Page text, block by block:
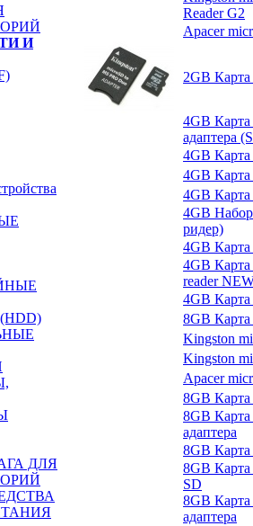
И
ДЛЯ
Reader G2
Apacer
2GB
4GB Карта
адаптера
4GB Карта
4GB
4GB
4GB
ридер)
4GB
4GB Карта
reader
4GB
8GB
Kingston
Kingston
Apacer
8GB Карта
8GB Карта
адаптера
8GB
8GB
SD
8GB
адаптера